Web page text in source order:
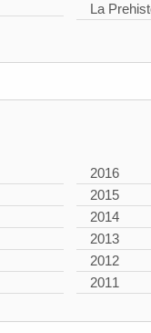
La
2016
2015
2014
2013
2012
2011